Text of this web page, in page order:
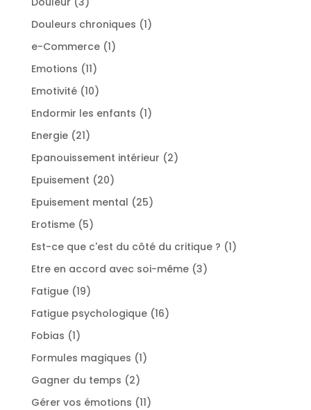
produits
Douleurs chroniques 11
e-Commerce 11
Emotions 1111
produits
Emotivité 1010
produits
Endormir les enfants 11
Energie 2121
produits
Epanouissement intérieur 22
Epuisement 2020
produits
Epuisement mental 2525
Erotisme 55
produits
Est-ce que c'est du côté du critique ? 11
Etre en accord avec soi-même 33
Fatigue 1919
produits
Fatigue psychologique 1616
Fobias 11
produit
Formules magiques 11
Gagner du temps 22
produits
Gérer vos émotions 1111